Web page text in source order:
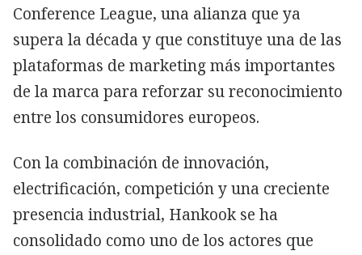
Conference League, una alianza que ya
supera la década y que constituye una de las
plataformas de marketing más importantes
de la marca para reforzar su reconocimiento
entre los consumidores europeos.
Con la combinación de innovación,
electrificación, competición y una creciente
presencia industrial, Hankook se ha
consolidado como uno de los actores que